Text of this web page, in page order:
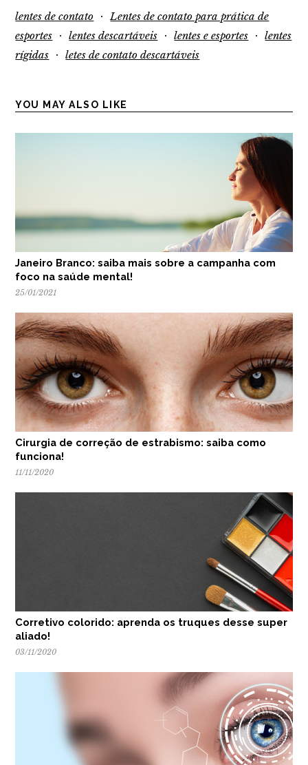
lentes de contato ·
Lentes de contato para prática de
esportes · lentes descartáveis · lentes e esportes ·
lentes
rígidas · letes de contato descartáveis
YOU MAY ALSO LIKE
Janeiro Branco: saiba mais sobre a campanha com
foco na saúde mental!
25/01/2021
Cirurgia de correção de estrabismo: saiba como
funciona!
11/11/2020
Corretivo colorido: aprenda os truques desse super
aliado!
03/11/2020